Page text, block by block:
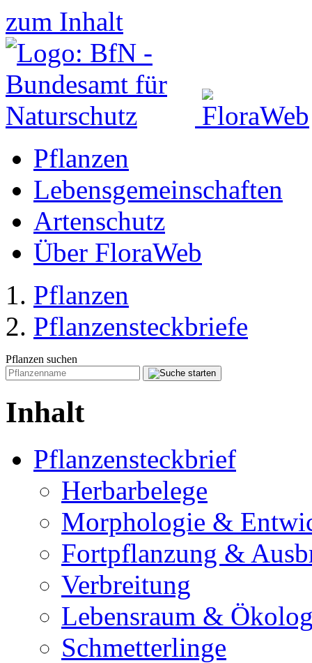
zum Inhalt
Pflanzen
Lebensgemeinschaften
Artenschutz
Über FloraWeb
Pflanzen
Pflanzensteckbriefe
Pflanzen suchen
Inhalt
Pflanzensteckbrief
Herbarbelege
Morphologie &
Fortpflanzung &
Verbreitung
Lebensraum &
Schmetterlinge